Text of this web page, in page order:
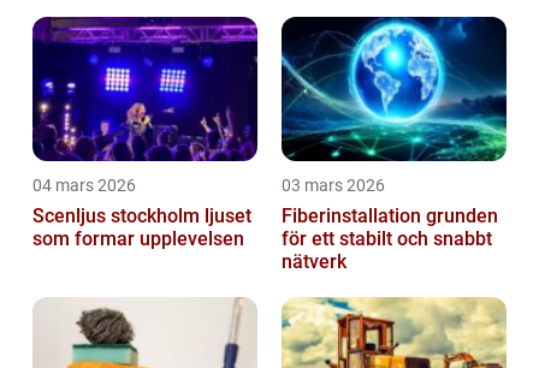
04 mars 2026
Scenljus stockholm ljuset
som formar upplevelsen
03 mars 2026
Fiberinstallation grunden
för ett stabilt och snabbt
nätverk